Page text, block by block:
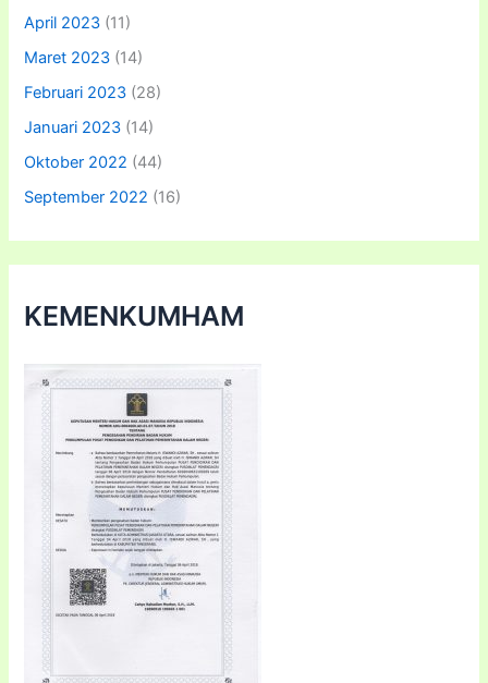
April 2023 (11)
Maret 2023 (14)
Februari 2023 (28)
Januari 2023 (14)
Oktober 2022 (44)
September 2022 (16)
KEMENKUMHAM